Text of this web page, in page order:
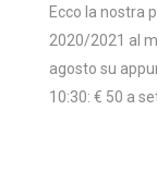
Ecco la nostra
2020/2021 al
agosto su
10:30: € 50 a